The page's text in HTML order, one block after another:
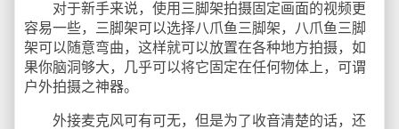
对于新手来说，使用三脚架拍摄固定画面的视频更
容易一些，三脚架可以选择八爪鱼三脚架，八爪鱼三脚
架可以随意弯曲，这样就可以放置在各种地方拍摄，如
果你脑洞够大，几乎可以将它固定在任何物体上，可谓
户外拍摄之神器。
外接麦克风可有可无，但是为了收音清楚的话，还